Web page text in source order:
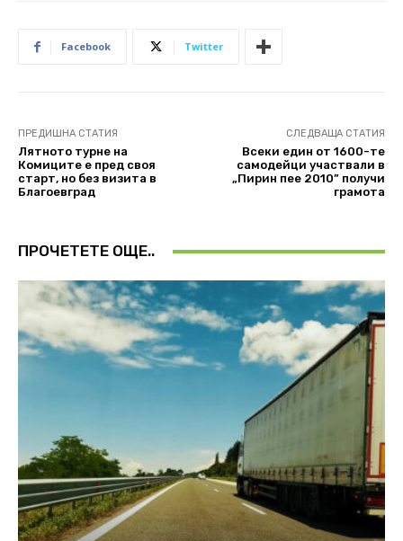
Facebook Twitter
ПРЕДИШНА СТАТИЯ
Лятното турне на
Комиците е пред своя
старт, но без визита в
Благоевград
СЛЕДВАЩА СТАТИЯ
Всеки един от 1600-те
самодейци участвали в
„Пирин пее 2010” получи
грамота
ПРОЧЕТЕТЕ ОЩЕ..